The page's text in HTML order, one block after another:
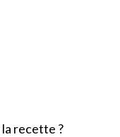
la recette ?